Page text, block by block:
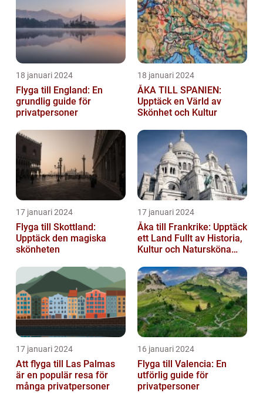
18 januari 2024
Flyga till England: En
grundlig guide för
privatpersoner
18 januari 2024
ÅKA TILL SPANIEN:
Upptäck en Värld av
Skönhet och Kultur
17 januari 2024
Flyga till Skottland:
Upptäck den magiska
skönheten
17 januari 2024
Åka till Frankrike: Upptäck
ett Land Fullt av Historia,
Kultur och Natursköna
17 januari 2024
Att flyga till Las Palmas
är en populär resa för
många privatpersoner
16 januari 2024
Flyga till Valencia: En
utförlig guide för
privatpersoner